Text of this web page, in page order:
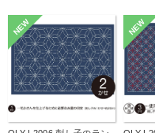
NEW NEW